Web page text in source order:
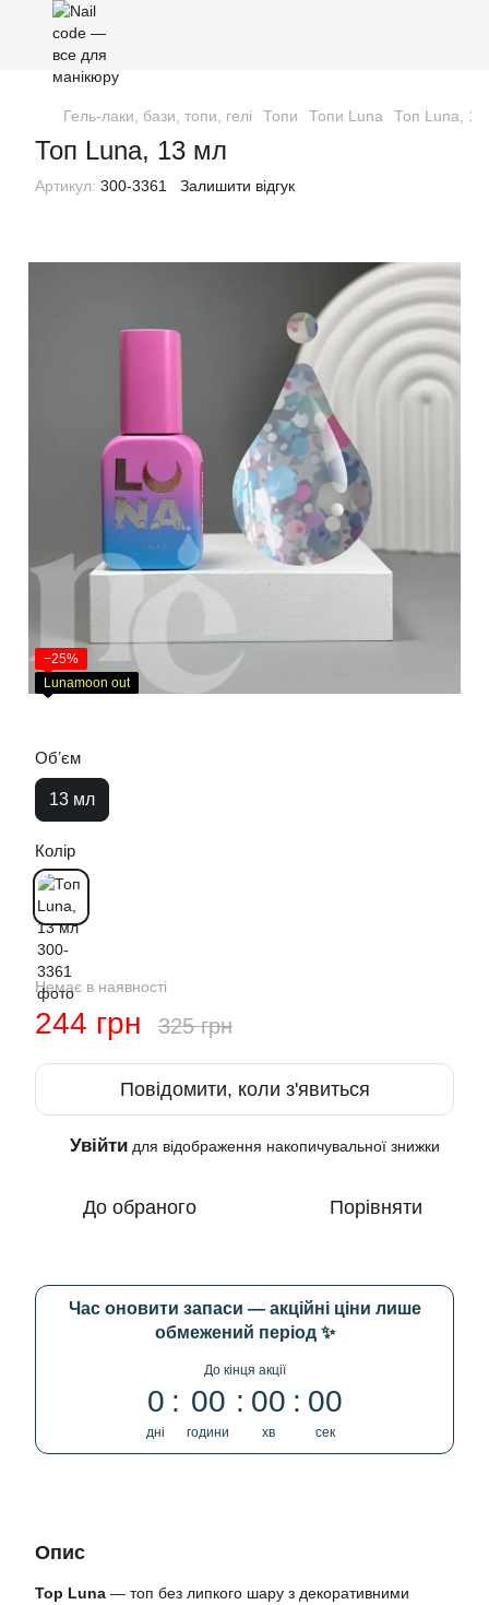
Гель-лаки, бази, топи, гелі Топи Топи Luna Топ Luna,
Топ Luna, 13 мл
Артикул: 300-3361 Залишити відгук
−25%
Lunamoon out
Обʼєм
13 мл
Колір
Немає в наявності
244 грн 325 грн
Повідомити, коли з'явиться
Увійти для відображення накопичувальної знижки
До обраного Порівняти
Час оновити запаси — акційні ціни лише
обмежений період ✨
До кінця акції
0
дні
00
години
00
хв
00
сек
Опис
Top Luna — топ без липкого шару з декоративними